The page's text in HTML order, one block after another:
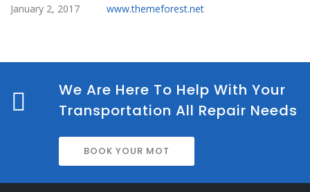
January 2, 2017
www.themeforest.net
We Are Here To Help With Your
Transportation All Repair Needs
BOOK YOUR MOT